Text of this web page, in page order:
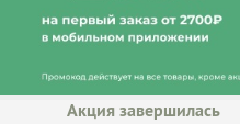
Акция завершилась